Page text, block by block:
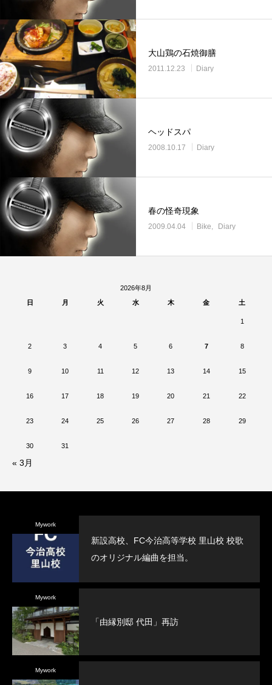
大山鶏の石焼御膳
2011.12.23 Diary
ヘッドスパ
2008.10.17 Diary
春の怪奇現象
2009.04.04 Bike Diary
2026年8月
日
月 火 水 木 金 土
1
2 3 4 5 6 7 8
9 10 11 12 13 14 15
16 17 18 19 20 21 22
23 24 25 26 27 28 29
30 31
« 3月
Mywork
新設高校、FC今治高等学校 里山校 校歌
のオリジナル編曲を担当。
Mywork
「由縁別邸 代田」再訪
Mywork